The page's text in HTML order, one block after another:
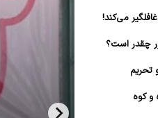
چقدر است؟
تحریم
و کوه